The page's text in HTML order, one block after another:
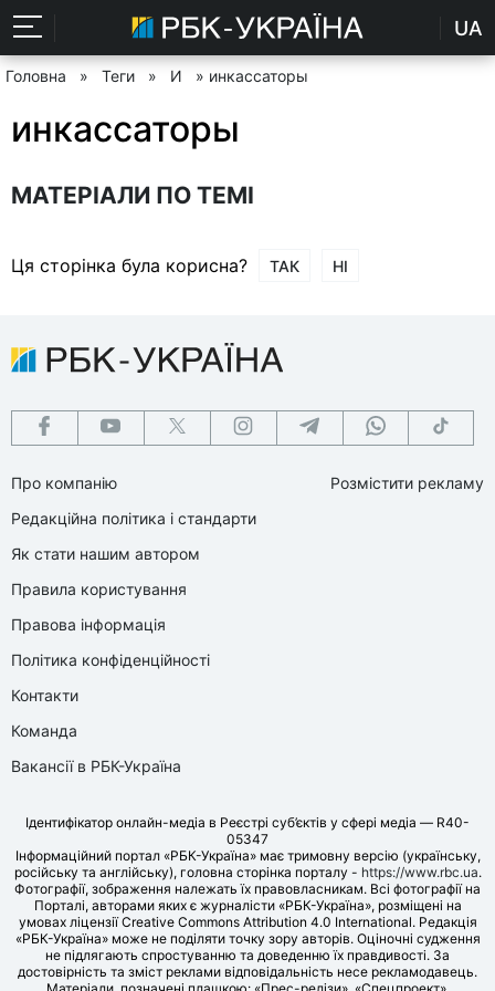
UA
Головна » Теги » И » инкассаторы
инкассаторы
МАТЕРІАЛИ ПО ТЕМІ
Ця сторінка була корисна? ТАК НІ
Про компанію
Редакційна політика і стандарти
Як стати нашим автором
Правила користування
Правова інформація
Політика конфіденційності
Контакти
Команда
Вакансії в РБК-Україна
Розмістити рекламу
Ідентифікатор онлайн-медіа в Реєстрі суб’єктів у сфері медіа — R40-
05347
Інформаційний портал «РБК-Україна» має тримовну версію (українську,
російську та англійську), головна сторінка порталу - https://www.rbc.ua.
Фотографії, зображення належать їх правовласникам. Всі фотографії на
Порталі, авторами яких є журналісти «РБК-Україна», розміщені на
умовах ліцензії Creative Commons Attribution 4.0 International. Редакція
«РБК-Україна» може не поділяти точку зору авторів. Оціночні судження
не підлягають спростуванню та доведенню їх правдивості. За
достовірність та зміст реклами відповідальність несе рекламодавець.